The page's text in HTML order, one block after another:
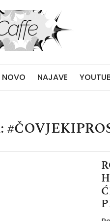
NOVO NAJAVE